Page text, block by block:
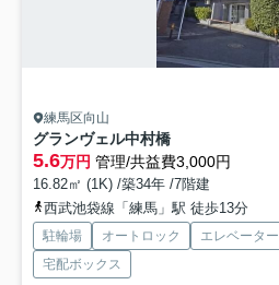
練馬区向山
グランヴェル中村橋
5.6万円 管理/共益費3,000円
16.82㎡ (1K) /築34年 /7階建
西武池袋線「練馬」駅 徒歩13分
駐輪場 オートロック エレベーター
宅配ボックス